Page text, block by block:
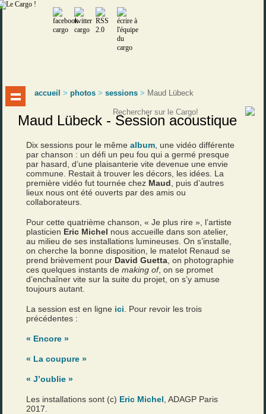
accueil >photos >sessions > Maud Lübeck
Maud Lübeck - Session acoustique
Dix sessions pour le mêmealbum , une vidéo différente
par chanson : un défi un peu fou qui a germé presque
par hasard, d’une plaisanterie vite devenue une envie
commune. Restait à trouver les décors, les idées. La
première vidéo fut tournée chez Maud , puis d’autres
lieux nous ont été ouverts par des amis ou
collaborateurs.
Pour cette quatrième chanson, « Je plus rire », l’artiste
plasticien Eric Michel nous accueille dans son atelier,
au milieu de ses installations lumineuses. On s’installe,
on cherche la bonne disposition, le matelot Renaud se
prend brièvement pour David Guetta , on photographie
ces quelques instants demaking of, on se promet
d’enchaîner vite sur la suite du projet, on s’y amuse
toujours autant.
La session est en ligne ici . Pour revoir les trois
précédentes :
« Encore »
« La coupure »
« J’oublie »
Les installations sont (c) Eric Michel , ADAGP Paris
2017.